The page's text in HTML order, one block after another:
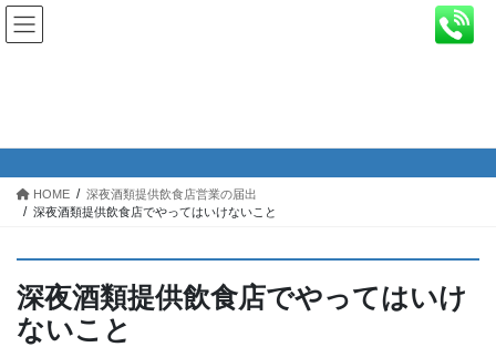
コ
ン
ス
ナ
ビ
ン
HOME
深夜酒類提供飲食店営業の届出
深夜酒類提供飲食店でやってはいけないこと
深夜酒類提供飲食店でやってはいけ
ないこと